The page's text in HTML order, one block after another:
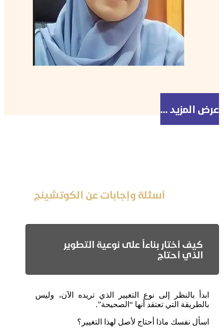
تعرف على الكوتش
عرض المزيد ...
أسئلة وإجابات عن الكوتشينج
‏كيف أختار بناءاً على نوعية التطوير
الذي أحتاج
ابدأ بالنظر إلى نوع التغيير الذي تريده الآن، وليس
بالطريقة التي تعتقد أنها “الصحيحة”.
اسأل نفسك ماذا أحتاج لأصل لهذا التغيير؟